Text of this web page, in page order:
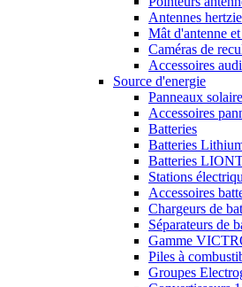
Antennes
Mât d'antenne
Caméras de
Accessoires
Source d'energie
Panneaux
Accessoires
Batteries
Batteries
Batteries
Stations
Accessoires
Chargeurs de
Séparateurs de
Gamme
Piles à
Groupes